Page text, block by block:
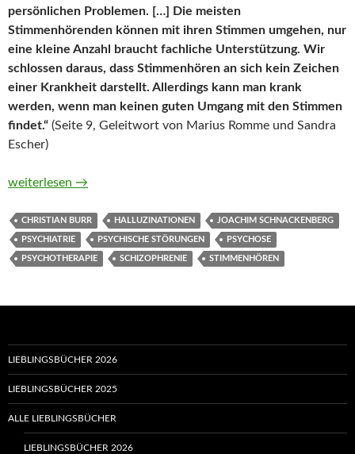
persönlichen Problemen. […] Die meisten
Stimmenhörenden können mit ihren Stimmen umgehen, nur
eine kleine Anzahl braucht fachliche Unterstützung. Wir
schlossen daraus, dass Stimmenhören an sich kein Zeichen
einer Krankheit darstellt. Allerdings kann man krank
werden, wenn man keinen guten Umgang mit den Stimmen
findet.“ (Seite 9, Geleitwort von Marius Romme und Sandra
Escher)
Stimmenhören und Recovery von Joachim Schnackenberg
weiterlesen →
CHRISTIAN BURR HALLUZINATIONEN JOACHIM SCHNACKENBERG
PSYCHIATRIE PSYCHISCHE STÖRUNGEN PSYCHOSE
PSYCHOTHERAPIE SCHIZOPHRENIE STIMMENHÖREN
LIEBLINGSBÜCHER 2026
LIEBLINGSBÜCHER 2025
ALLE LIEBLINGSBÜCHER
LIEBLINGSBÜCHER 2026